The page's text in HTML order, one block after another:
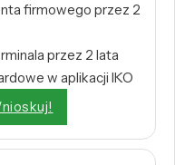
firmowego przez 2
przez 2 lata
w aplikacji IKO